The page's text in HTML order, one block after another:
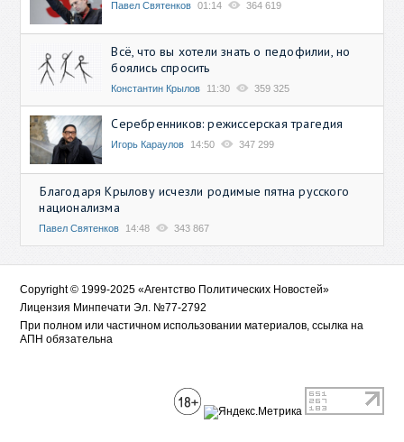
Павел Святенков 01:14 364 619
Всё, что вы хотели знать о педофилии, но
боялись спросить
Константин Крылов 11:30 359 325
Серебренников: режиссерская трагедия
Игорь Караулов 14:50 347 299
Благодаря Крылову исчезли родимые пятна русского
национализма
Павел Святенков 14:48 343 867
Copyright © 1999-2025 «Агентство Политических Новостей»
Лицензия Минпечати Эл. №77-2792
При полном или частичном использовании материалов, ссылка на
АПН обязательна